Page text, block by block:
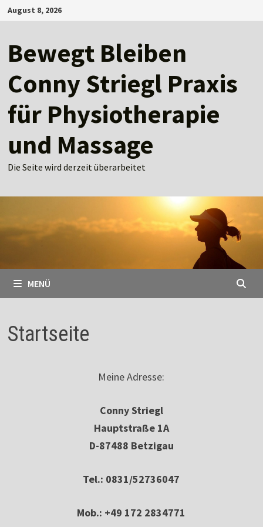
Zum
Inhalt
August 8, 2026
Bewegt Bleiben
Conny Striegl Praxis
für Physiotherapie
und Massage
Die Seite wird derzeit überarbeitet
MENÜ
Startseite
Meine Adresse:
Conny Striegl
Hauptstraße 1A
D-87488 Betzigau
Tel.: 0831/52736047
Mob.: +49 172 2834771